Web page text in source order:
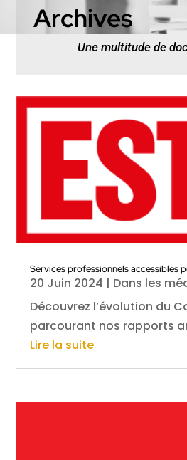
Archives
Une multitude de
Services professionnels accessibles
20 Juin 2024 | Dans les
Découvrez l’évolution du
parcourant nos rapports
Lire la suite